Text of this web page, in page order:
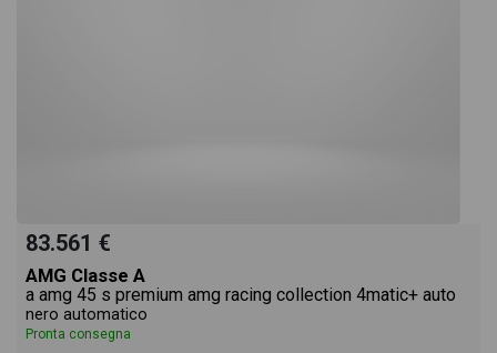
83.561 €
AMG Classe A
a amg 45 s premium amg racing collection 4matic+ auto
nero automatico
Pronta consegna